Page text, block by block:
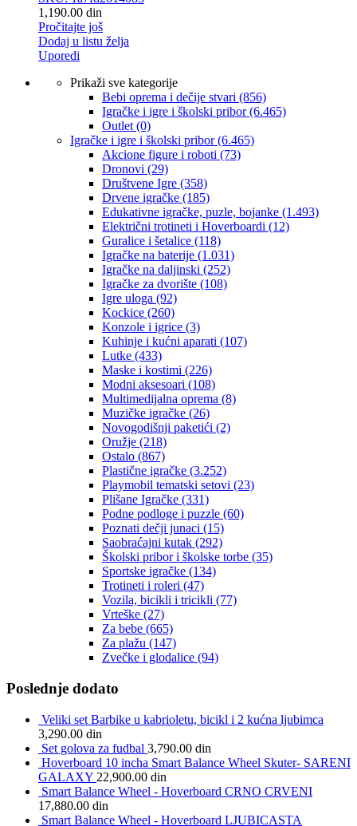
1,190.00 din
Pročitajte još
Dodaj u listu želja
Uporedi
Prikaži sve kategorije
Bebi oprema i dečije stvari (856)
Igračke i igre i školski pribor(6.465)
Outlet (0)
Igračke i igre i školski pribor(6.465)
Akcione figure i roboti (73)
Dronovi (29)
Društvene Igre (358)
Drvene igračke (185)
Edukativne igračke, puzle, bojanke (1.493)
Električni trotineti i Hoverboardi (12)
Guralice i šetalice (118)
Igračke na baterije (1.031)
Igračke na daljinski (252)
‎Igračke za dvorište (108)
Igre uloga (92)
Kockice (260)
Konzole i igrice (3)
Kuhinje i kućni aparati (107)
Lutke (433)
Maske i kostimi (226)
Modni aksesoari (108)
Multimedijalna oprema (8)
Muzičke igračke (26)
Novogodišnji paketići (2)
Oružje (218)
Ostalo (867)
Plastične igračke (3.252)
Playmobil tematski setovi (23)
Plišane Igračke (331)
Podne podloge i puzzle (60)
Poznati dečji junaci (15)
Saobraćajni kutak (292)
Školski pribor i školske torbe (35)
Sportske igračke (134)
Trotineti i roleri (47)
Vozila, bicikli i tricikli (77)
Vrteške (27)
Za bebe (665)
Za plažu (147)
Zvečke i glodalice (94)
Poslednje dodato
Veliki set Barbike u kabrioletu, bicikl i 2 kućna ljubimca
3,290.00 din
Set golova za fudbal 3,790.00 din
Hoverboard 10 incha Smart Balance Wheel Skuter- SARENI
GALAXY 22,900.00 din
Smart Balance Wheel - Hoverboard CRNO CRVENI
17,880.00 din
Smart Balance Wheel - Hoverboard LJUBICASTA